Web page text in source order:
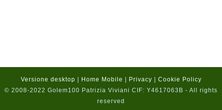
Versione desktop | Home Mobile | Privacy | Cookie Policy
© 2008-2022 Golem100 Patrizia Viviani CIF: Y4617063B - All rights
reserved